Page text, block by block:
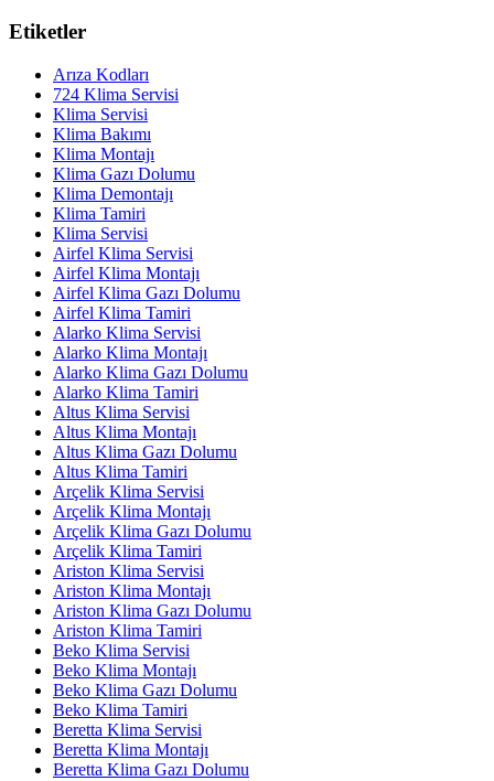
Etiketler
Arıza Kodları
724 Klima Servisi
Klima Servisi
Klima Bakımı
Klima Montajı
Klima Gazı Dolumu
Klima Demontajı
Klima Tamiri
Klima Servisi
Airfel Klima Servisi
Airfel Klima Montajı
Airfel Klima Gazı Dolumu
Airfel Klima Tamiri
Alarko Klima Servisi
Alarko Klima Montajı
Alarko Klima Gazı Dolumu
Alarko Klima Tamiri
Altus Klima Servisi
Altus Klima Montajı
Altus Klima Gazı Dolumu
Altus Klima Tamiri
Arçelik Klima Servisi
Arçelik Klima Montajı
Arçelik Klima Gazı Dolumu
Arçelik Klima Tamiri
Ariston Klima Servisi
Ariston Klima Montajı
Ariston Klima Gazı Dolumu
Ariston Klima Tamiri
Beko Klima Servisi
Beko Klima Montajı
Beko Klima Gazı Dolumu
Beko Klima Tamiri
Beretta Klima Servisi
Beretta Klima Montajı
Beretta Klima Gazı Dolumu